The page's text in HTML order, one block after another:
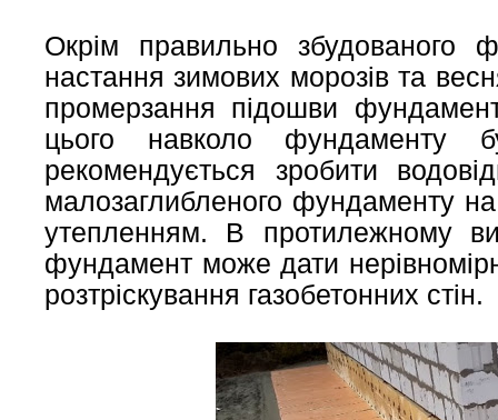
Окрім правильно
настання зимових морозів та
промерзання підошви
цього навколо фундаменту
рекомендується зробити
малозаглибленого фундаменту
утепленням. В протилежному
фундамент може дати
розтріскування газобетонних стін.